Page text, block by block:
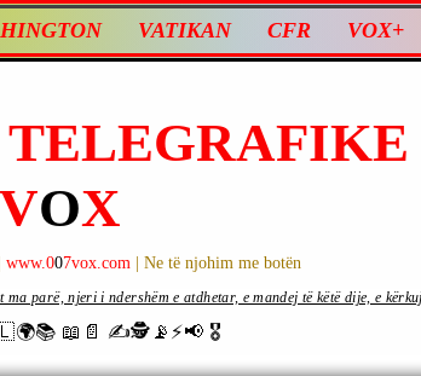
VATIKAN CFR VOX+
VOX
www.007vox.com | Ne të njohim me botën
📖📄 ✍🕵️📡⚡️📢 🎖
parë, njeri i ndershëm e atdhetar, e mandej të këtë dije, e